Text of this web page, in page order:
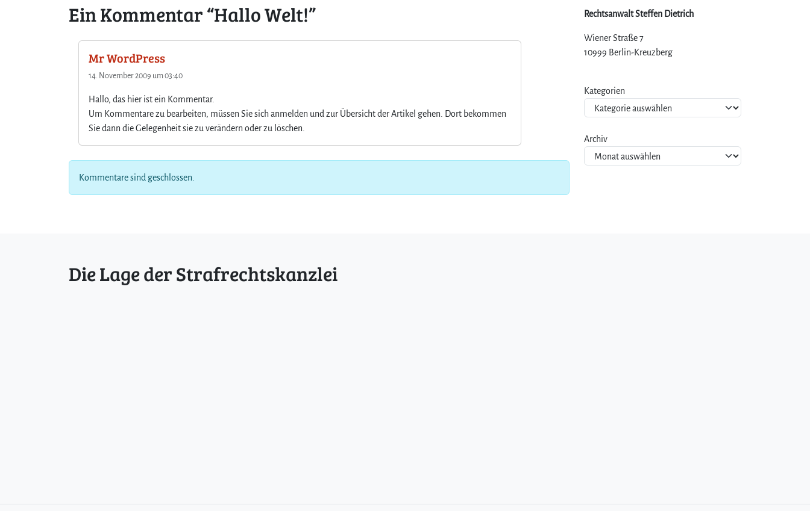
Ein Kommentar “Hallo Welt!”
Mr WordPress
14. November 2009 um 03:40
Hallo, das hier ist ein Kommentar.
Um Kommentare zu bearbeiten, müssen Sie sich anmelden und zur Übersicht der Artikel gehen. Dort bekommen
Sie dann die Gelegenheit sie zu verändern oder zu löschen.
Kommentare sind geschlossen.
Rechtsanwalt Steffen Dietrich
Wiener Straße 7
10999 Berlin-Kreuzberg
Kategorien
Archiv
Die Lage der Strafrechtskanzlei